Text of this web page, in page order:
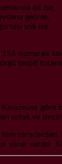
ait ise,
gelirse,
yok ise,
numaralı
tespit
göre
ortak ve
tüm
vardır.